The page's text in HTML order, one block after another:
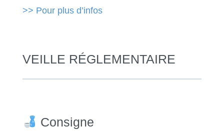
>> Pour plus d’infos
VEILLE RÉGLEMENTAIRE
Consigne